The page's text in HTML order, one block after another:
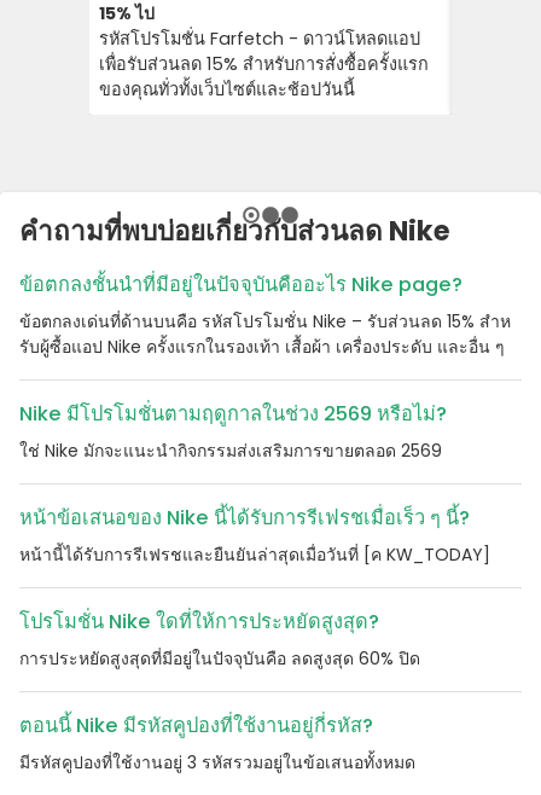
15% ไป
รหัสโปรโมชั่น Farfetch - ดาวน์โหลดแอป
เพื่อรับส่วนลด 15% สําหรับการสั่งซื้อครั้งแรก
ของคุณทั่วทั้งเว็บไซต์และช้อปวันนี้
คําถามที่พบบ่อยเกี่ยวกับส่วนลด Nike
ข้อตกลงชั้นนําที่มีอยู่ในปัจจุบันคืออะไร Nike page?
ข้อตกลงเด่นที่ด้านบนคือ รหัสโปรโมชั่น Nike – รับส่วนลด 15% สําห
รับผู้ซื้อแอป Nike ครั้งแรกในรองเท้า เสื้อผ้า เครื่องประดับ และอื่น ๆ
Nike มีโปรโมชั่นตามฤดูกาลในช่วง 2569 หรือไม่?
ใช่ Nike มักจะแนะนํากิจกรรมส่งเสริมการขายตลอด 2569
หน้าข้อเสนอของ Nike นี้ได้รับการรีเฟรชเมื่อเร็ว ๆ นี้?
หน้านี้ได้รับการรีเฟรชและยืนยันล่าสุดเมื่อวันที่ [ค KW_TODAY]
โปรโมชั่น Nike ใดที่ให้การประหยัดสูงสุด?
การประหยัดสูงสุดที่มีอยู่ในปัจจุบันคือ ลดสูงสุด 60% ปิด
ตอนนี้ Nike มีรหัสคูปองที่ใช้งานอยู่กี่รหัส?
มีรหัสคูปองที่ใช้งานอยู่ 3 รหัสรวมอยู่ในข้อเสนอทั้งหมด